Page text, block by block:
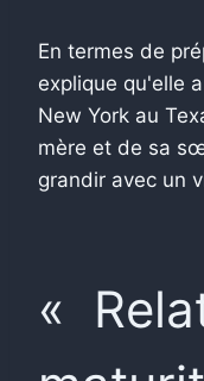
En termes de
explique qu'elle
New York au
mère et de sa
grandir avec un
«